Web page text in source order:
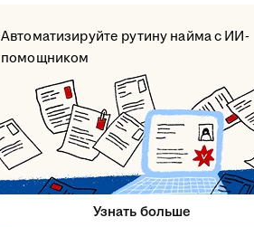
Автоматизируйте рутину найма с ИИ-
помощником
Узнать больше